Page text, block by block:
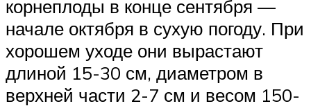
корнеплоды в конце сентября —
начале октября в сухую погоду. При
хорошем уходе они вырастают
длиной 15-30 см, диаметром в
верхней части 2-7 см и весом 150-